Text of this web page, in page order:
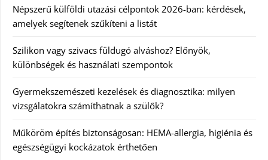
Népszerű külföldi utazási célpontok 2026-ban: kérdések,
amelyek segítenek szűkíteni a listát
Szilikon vagy szivacs füldugó alváshoz? Előnyök,
különbségek és használati szempontok
Gyermekszemészeti kezelések és diagnosztika: milyen
vizsgálatokra számíthatnak a szülők?
Műköröm építés biztonságosan: HEMA-allergia, higiénia és
egészségügyi kockázatok érthetően